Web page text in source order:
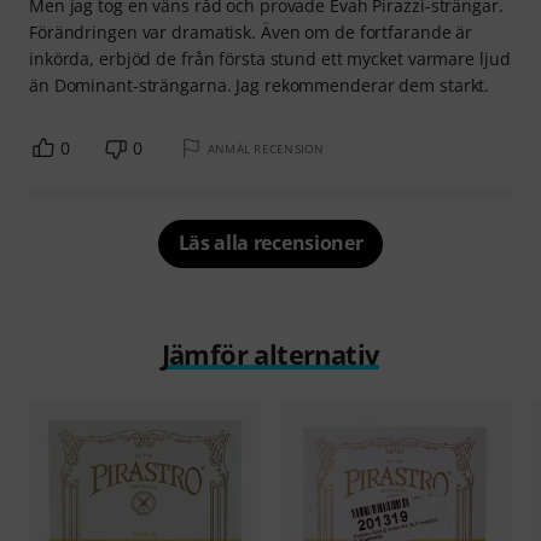
Men jag tog en väns råd och provade Evah Pirazzi-strängar.
Förändringen var dramatisk. Även om de fortfarande är
inkörda, erbjöd de från första stund ett mycket varmare ljud
än Dominant-strängarna. Jag rekommenderar dem starkt.
0 0 ANMÄL RECENSION
Läs alla recensioner
Jämför alternativ